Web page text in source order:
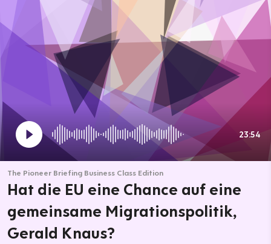
23:54
The Pioneer Briefing Business Class Edition
Hat die EU eine Chance auf eine
gemeinsame Migrationspolitik,
Gerald Knaus?